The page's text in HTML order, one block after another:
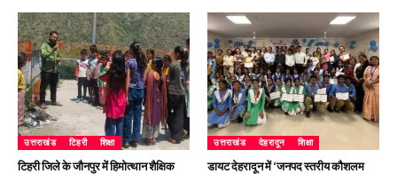
उत्तराखंड टिहरी शिक्षा
टिहरी जिले के जौनपुर में हिमोत्थान शैक्षिक
उत्तराखंड देहरादून शिक्षा
डायट देहरादून में ‘जनपद स्तरीय कौशलम